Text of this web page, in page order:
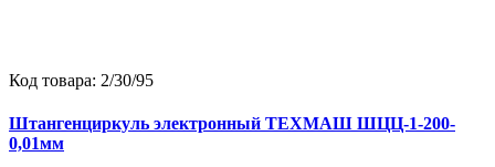
Код товара: 2/30/95
Штангенциркуль электронный ТЕХМАШ ШЦЦ-1-200-
0,01мм